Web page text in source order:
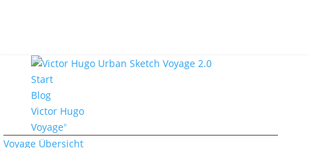
Start
Blog
Victor Hugo
Voyage
Voyage Übersicht